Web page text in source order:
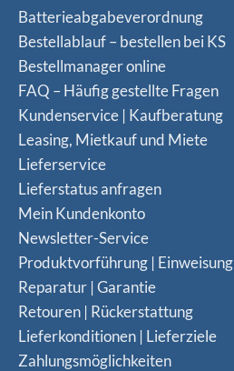
Batterieabgabeverordnung
Bestellablauf – bestellen bei KS
Bestellmanager online
FAQ – Häufig gestellte Fragen
Kundenservice | Kaufberatung
Leasing, Mietkauf und Miete
Lieferservice
Lieferstatus anfragen
Mein Kundenkonto
Newsletter-Service
Produktvorführung | Einweisung
Reparatur | Garantie
Retouren | Rückerstattung
Lieferkonditionen | Lieferziele
Zahlungsmöglichkeiten